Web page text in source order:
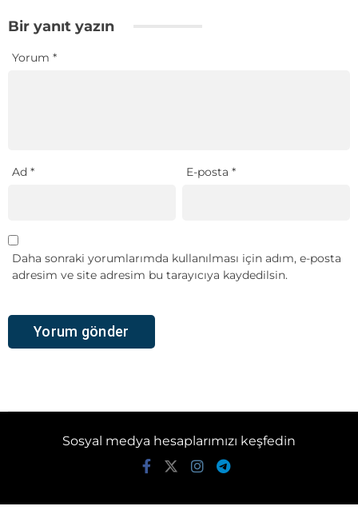
Bir yanıt yazın
Yorum *
Ad * E-posta*
Daha sonraki yorumlarımda kullanılması için adım, e-posta
adresim ve site adresim bu tarayıcıya kaydedilsin.
Sosyal medya hesaplarımızı keşfedin